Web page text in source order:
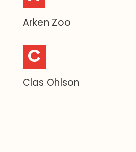
Arken Zoo
C
Clas Ohlson